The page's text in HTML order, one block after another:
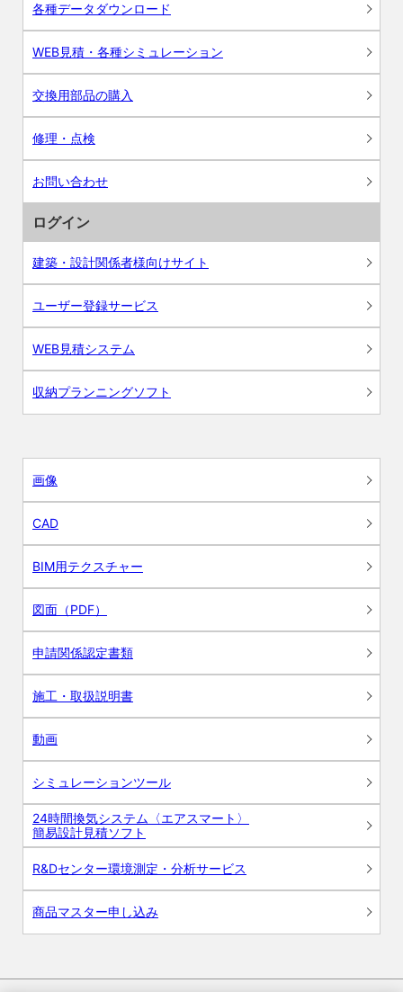
各種データダウンロード
WEB見積・各種シミュレーション
交換用部品の購入
修理・点検
お問い合わせ
ログイン
建築・設計関係者様向けサイト
ユーザー登録サービス
WEB見積システム
収納プランニングソフト
画像
CAD
BIM用テクスチャー
図面（PDF）
申請関係認定書類
施工・取扱説明書
動画
シミュレーションツール
24時間換気システム〈エアスマート〉
簡易設計見積ソフト
R&Dセンター環境測定・分析サービス
商品マスター申し込み